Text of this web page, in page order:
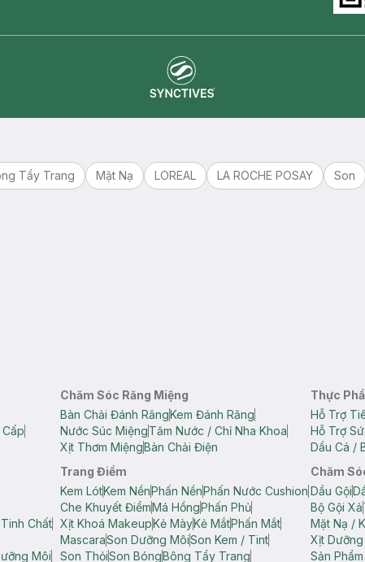
Tẩy Trang Mặt Nạ LOREAL LA ROCHE POSAY
Son
Chăm Sóc Răng Miệng
Bàn Chải Đánh RăngKem Đánh Răng
Nước Súc MiệngTăm Nước / Chỉ Nha Khoa
Xịt Thơm MiệngBàn Chải Điện
Thực
Hỗ Trợ
Hỗ Trợ
Dầu Cá /
Chất
Môi
Trang Điểm
Kem LótKem NềnPhấn NềnPhấn Nước Cushion
Che Khuyết ĐiểmMá HồngPhấn Phủ
Xịt Khoá MakeupKẻ MàyKẻ MắtPhấn Mắt
MascaraSon Dưỡng MôiSon Kem / Tint
Son ThỏiSon BóngBông Tẩy Trang
Chăm
Dầu Gội
Bộ Gội Xả
Mặt Nạ /
Xịt
Sản